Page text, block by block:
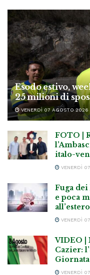
Esodo estivo,
25 milioni di
VENERDÌ 07 AGOSTO 2026
FOTO |
italo-
VENERDÌ
Fuga
e poca
all’estero
VENERDÌ
VIDEO |
Cazier:
VENERDÌ